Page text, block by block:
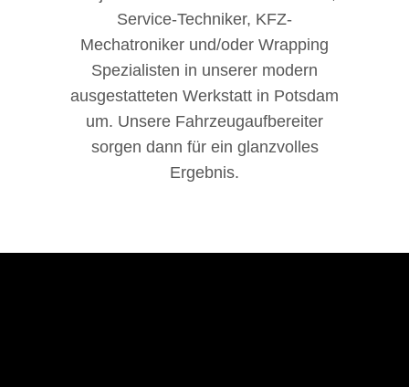
Service-Techniker, KFZ-
Mechatroniker und/oder Wrapping
Spezialisten in unserer modern
ausgestatteten Werkstatt in Potsdam
um. Unsere Fahrzeugaufbereiter
sorgen dann für ein glanzvolles
Ergebnis.